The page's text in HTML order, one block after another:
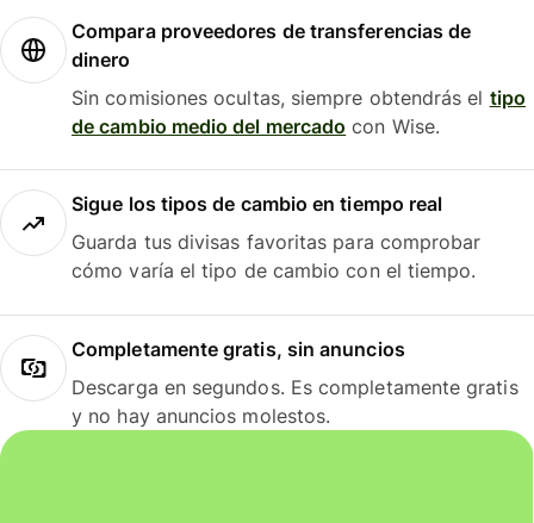
Compara proveedores de transferencias de
dinero
Sin comisiones ocultas, siempre obtendrás el tipo
de cambio medio del mercado con Wise.
Sigue los tipos de cambio en tiempo real
Guarda tus divisas favoritas para comprobar
cómo varía el tipo de cambio con el tiempo.
Completamente gratis, sin anuncios
Descarga en segundos. Es completamente gratis
y no hay anuncios molestos.